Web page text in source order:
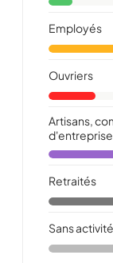
Employés
Ouvriers
Artisans,
d'entreprise
Retraités
Sans